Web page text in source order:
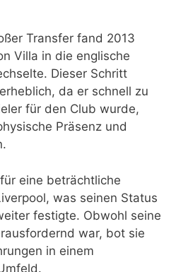
Transfer fand 2013
Villa in die englische
Dieser Schritt
da er schnell zu
für den Club wurde,
Präsenz und
eine beträchtliche
was seinen Status
festigte. Obwohl seine
war, bot sie
in einem